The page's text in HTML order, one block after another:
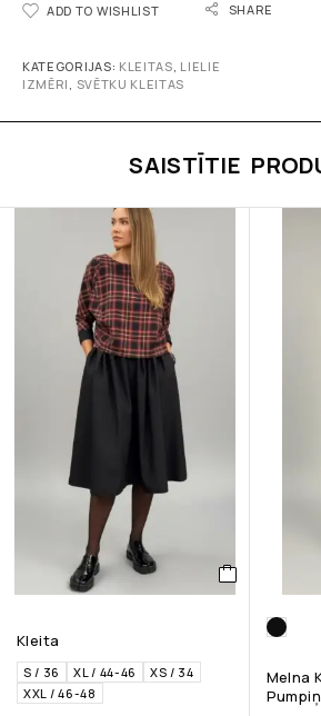
ADD TO WISHLIST SHARE
KATEGORIJAS: KLEITAS, LIELIE
IZMĒRI , SVĒTKU KLEITAS
SAISTĪTIE
Kleita
S / 36 XL / 44-46
XS / 34
XXL / 46-48
Melna